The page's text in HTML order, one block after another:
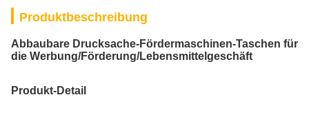
Produktbeschreibung
Abbaubare Drucksache-Fördermaschinen-Taschen für
die Werbung/Förderung/Lebensmittelgeschäft
Produkt-Detail